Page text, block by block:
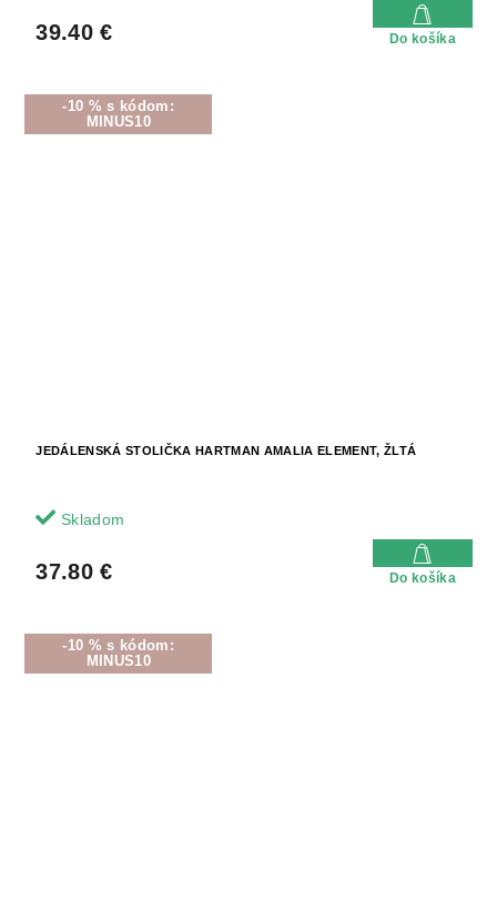
39.40 € Do košíka
-10 % s kódom:
MINUS10
JEDÁLENSKÁ STOLIČKA HARTMAN AMALIA ELEMENT, ŽLTÁ
Skladom
37.80 € Do košíka
-10 % s kódom:
MINUS10